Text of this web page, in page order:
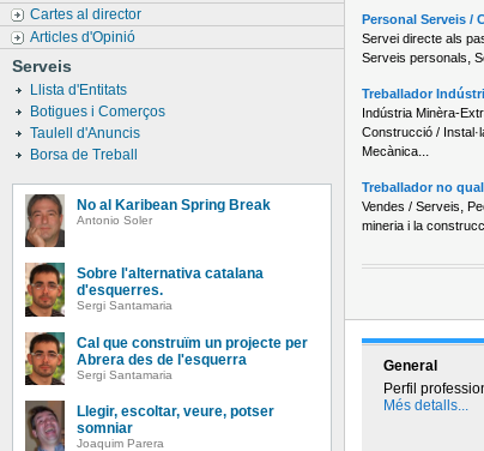
Cartes al director
Articles d'Opinió
Serveis
Llista d'Entitats
Botigues i Comerços
Taulell d'Anuncis
Borsa de Treball
No al Karibean Spring Break
Antonio Soler
Sobre l'alternativa catalana
d'esquerres.
Sergi Santamaria
Cal que construïm un projecte per
Abrera des de l'esquerra
Sergi Santamaria
Llegir, escoltar, veure, potser
somniar
Joaquim Parera
Personal Serveis /
Servei directe als
Serveis personals,
Treballador
Indústria Minèra-
Construcció /
Mecànica...
Treballador no
Vendes / Serveis,
mineria i la
General
Perfil
Més detalls...